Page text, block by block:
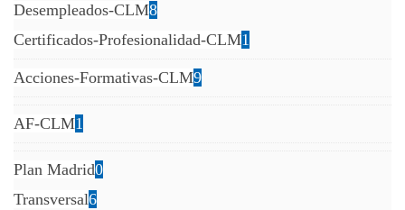
Desempleados-CLM8
Certificados-Profesionalidad-CLM1
Acciones-Formativas-CLM9
AF-CLM1
Plan Madrid0
Transversal6